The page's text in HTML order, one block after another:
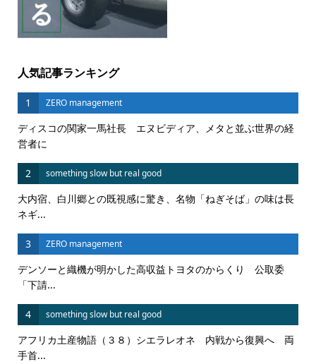
人気記事ランキング
1 ZERO management
ディスコの関家一馬社長 エヌビディア、メタと並ぶ世界の経
営者に
2 something slow but real good
大内宿、白川郷との既視感に驚き、名物「ねぎそば」の味は長
ネギ...
3 ZERO management
デンソーと織機が明かした高収益トヨタのからくり 公取委
「下請...
4 something slow but real good
アフリカ土産物語（３８）シエラレオネ 内戦から復興へ 両
手首...